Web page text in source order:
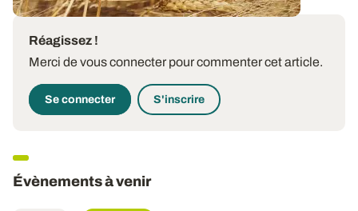
Réagissez !
Merci de vous connecter pour commenter cet article.
Se connecter S'inscrire
Évènements à venir